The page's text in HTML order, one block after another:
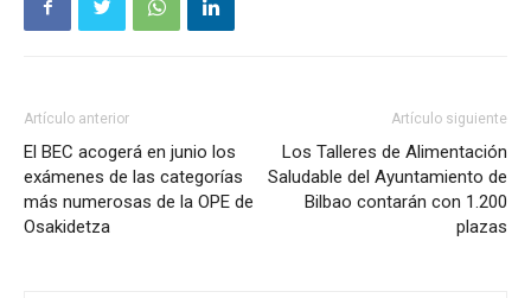
Artículo anterior
El BEC acogerá en junio los
exámenes de las categorías
más numerosas de la OPE de
Osakidetza
Artículo siguiente
Los Talleres de Alimentación
Saludable del Ayuntamiento de
Bilbao contarán con 1.200
plazas